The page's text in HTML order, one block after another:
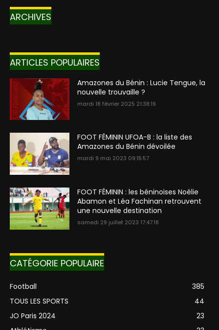
ARCHIVES
ARTICLES POPULAIRES
Amazones du Bénin : Lucie Tengue, la
nouvelle trouvaille ?
mardi 18 février 2025 21:38:19
FOOT FÉMININ UFOA-B : la liste des
Amazones du Bénin dévoilée
mardi 9 mai 2023 09:15:57
FOOT FÉMININ : les béninoises Noélie
Abamon et Léa Fachinan retrouvent
une nouvelle destination
samedi 29 juillet 2023 17:47:18
CATÉGORIE POPULAIRE
Football
385
TOUS LES SPORTS
44
JO Paris 2024
23